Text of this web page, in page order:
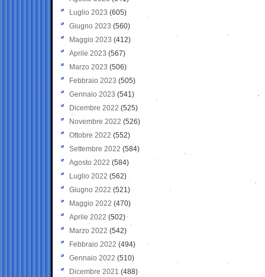
Luglio 2023 (605)
Giugno 2023 (560)
Maggio 2023 (412)
Aprile 2023 (567)
Marzo 2023 (506)
Febbraio 2023 (505)
Gennaio 2023 (541)
Dicembre 2022 (525)
Novembre 2022 (526)
Ottobre 2022 (552)
Settembre 2022 (584)
Agosto 2022 (584)
Luglio 2022 (562)
Giugno 2022 (521)
Maggio 2022 (470)
Aprile 2022 (502)
Marzo 2022 (542)
Febbraio 2022 (494)
Gennaio 2022 (510)
Dicembre 2021 (488)